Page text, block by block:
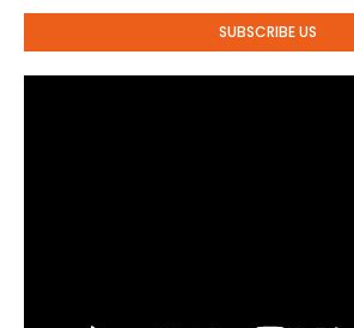
SUBSCRIBE US